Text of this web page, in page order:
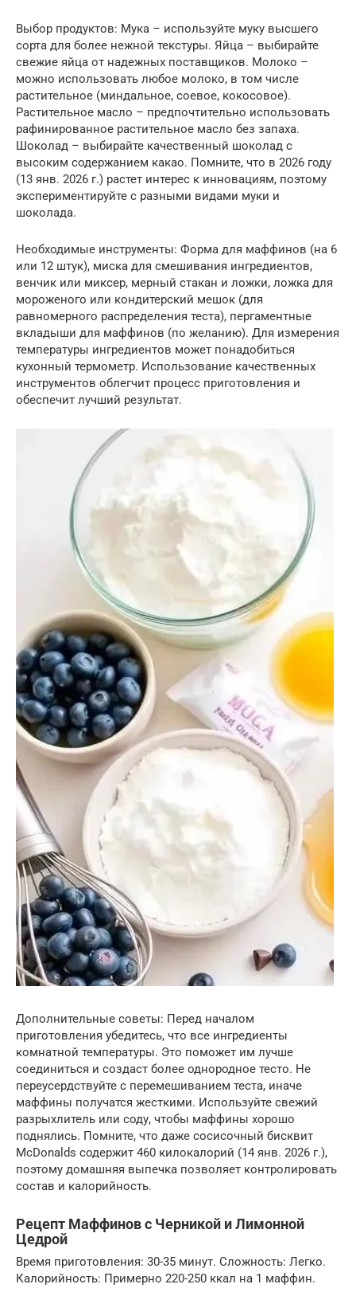
Выбор продуктов: Мука – используйте муку высшего
сорта для более нежной текстуры. Яйца – выбирайте
свежие яйца от надежных поставщиков. Молоко –
можно использовать любое молоко, в том числе
растительное (миндальное, соевое, кокосовое).
Растительное масло – предпочтительно использовать
рафинированное растительное масло без запаха.
Шоколад – выбирайте качественный шоколад с
высоким содержанием какао. Помните, что в 2026 году
(13 янв. 2026 г.) растет интерес к инновациям, поэтому
экспериментируйте с разными видами муки и
шоколада.
Необходимые инструменты: Форма для маффинов (на 6
или 12 штук), миска для смешивания ингредиентов,
венчик или миксер, мерный стакан и ложки, ложка для
мороженого или кондитерский мешок (для
равномерного распределения теста), пергаментные
вкладыши для маффинов (по желанию). Для измерения
температуры ингредиентов может понадобиться
кухонный термометр. Использование качественных
инструментов облегчит процесс приготовления и
обеспечит лучший результат.
Дополнительные советы: Перед началом
приготовления убедитесь, что все ингредиенты
комнатной температуры. Это поможет им лучше
соединиться и создаст более однородное тесто. Не
переусердствуйте с перемешиванием теста, иначе
маффины получатся жесткими. Используйте свежий
разрыхлитель или соду, чтобы маффины хорошо
поднялись. Помните, что даже сосисочный бисквит
McDonalds содержит 460 килокалорий (14 янв. 2026 г.),
поэтому домашняя выпечка позволяет контролировать
состав и калорийность.
Рецепт Маффинов с Черникой и Лимонной
Цедрой
Время приготовления: 30-35 минут. Сложность: Легко.
Калорийность: Примерно 220-250 ккал на 1 маффин.